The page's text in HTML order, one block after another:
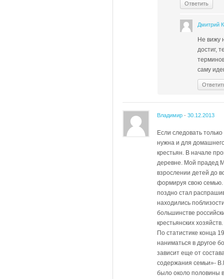
Ответить
Дмитрий
Не вижу
достиг,
саму
Владимир - 30.12.2013
Если следовать
нужна и для
крестьян. В начале
деревне. Мой прадед
взрослении детей до
формируя свою семью.
поздно стал
находились
большинстве
крестьянских
По статистике конца
наниматься в другое
зависит еще от
содержания семьи»-
было около половины